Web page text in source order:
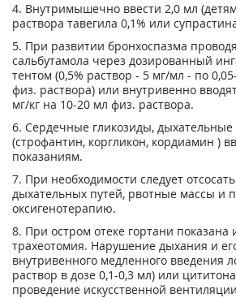
4. Внутримышечно ввести 2,0 мл
раствора тавегила 0,1% или
5. При развитии бронхоспазма
сальбутамола через дозированный
тентом (0,5% раствор - 5 мг/мл - по
физ. раствора) или внутривенно
мг/кг на 10-20 мл физ. раствора.
6. Сердечные гликозиды, дыхательные
(строфантин, коргликон, кордиамин )
показаниям.
7. При необходимости следует
дыхательных путей, рвотные массы и
оксигенотерапию.
8. При остром отеке гортани показана
трахеотомия. Нарушение дыхания и
внутривенного медленного введения
раствор в дозе 0,1-0,3 мл) или
проведение искусственной